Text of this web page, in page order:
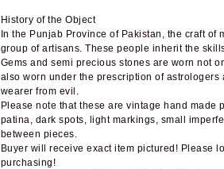
History of the Object
In the Punjab Province of Pakistan, the craft
group of artisans. These people inherit the
Gems and semi precious stones are worn not
also worn under the prescription of
wearer from evil.
Please note that these are vintage hand made
patina, dark spots, light markings, small
between pieces.
Buyer will receive exact item pictured! Please
purchasing!